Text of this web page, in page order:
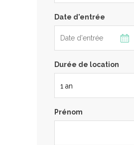
Date d'entrée
Durée de location
Prénom